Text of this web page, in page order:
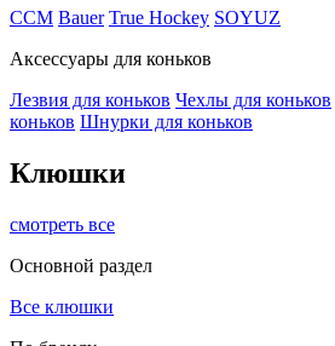
ССМ Bauer True Hockey SOYUZ
Аксессуары для коньков
Лезвия для коньков Чехлы для коньков
коньков Шнурки для коньков
Клюшки
смотреть все
Основной раздел
Все клюшки